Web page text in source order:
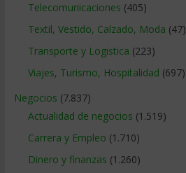
Telecomunicaciones (405)
Textil, Vestido, Calzado, Moda (47)
Transporte y Logistica (223)
Viajes, Turismo, Hospitalidad (697)
Negocios (7.837)
Actualidad de negocios (1.519)
Carrera y Empleo (1.710)
Dinero y finanzas (1.260)